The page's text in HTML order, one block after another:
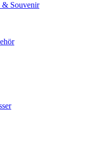
& Souvenir